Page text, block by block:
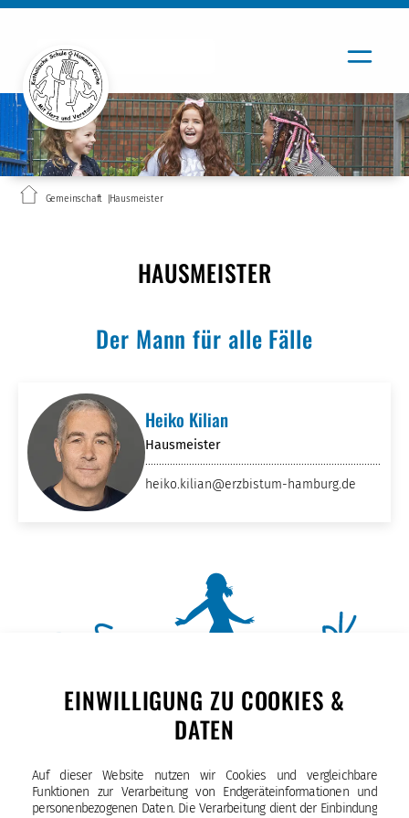
EINWILLIGUNG ZU COOKIES &
DATEN
Auf dieser Website nutzen wir Cookies und vergleichbare
Funktionen zur Verarbeitung von Endgeräteinformationen und
personenbezogenen Daten. Die Verarbeitung dient der Einbindung
Gemeinschaft Hausmeister
HAUSMEISTER
Der Mann für alle Fälle
Heiko Kilian
Hausmeister
heiko.kilian@erzbistum-hamburg.de